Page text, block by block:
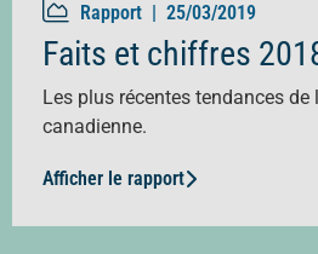
Rapport | 25/03/2019
Faits et chiffres
Les plus récentes tendances de
canadienne.
Afficher le rapport